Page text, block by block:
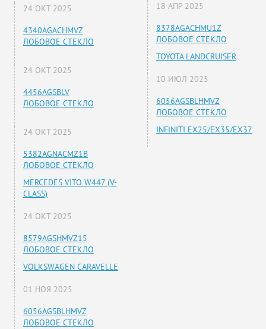
24 ОКТ 2025
4340AGACHMVZ
ЛОБОВОЕ СТЕКЛО
24 ОКТ 2025
4456AGSBLV
ЛОБОВОЕ СТЕКЛО
24 ОКТ 2025
5382AGNACMZ1B
ЛОБОВОЕ СТЕКЛО
MERCEDES VITO W447 (V-
CLASS)
24 ОКТ 2025
8579AGSHMVZ15
ЛОБОВОЕ СТЕКЛО
VOLKSWAGEN CARAVELLE
01 НОЯ 2025
6056AGSBLHMVZ
ЛОБОВОЕ СТЕКЛО
18 АПР 2025
8378AGACHMU1Z
ЛОБОВОЕ СТЕКЛО
TOYOTA LANDCRUISER
10 ИЮЛ 2025
6056AGSBLHMVZ
ЛОБОВОЕ СТЕКЛО
INFINITI EX25/EX35/EX37